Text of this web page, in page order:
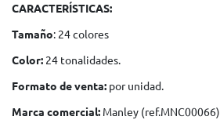
CARACTERÍSTICAS:
Tamaño: 24 colores
Color: 24 tonalidades.
Formato de venta: por unidad.
Marca comercial: Manley (ref.MNC00066)